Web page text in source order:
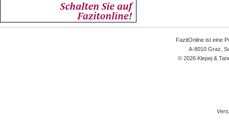
FazitOnline ist eine
A-8010 Graz,
© 2026 Klepej &